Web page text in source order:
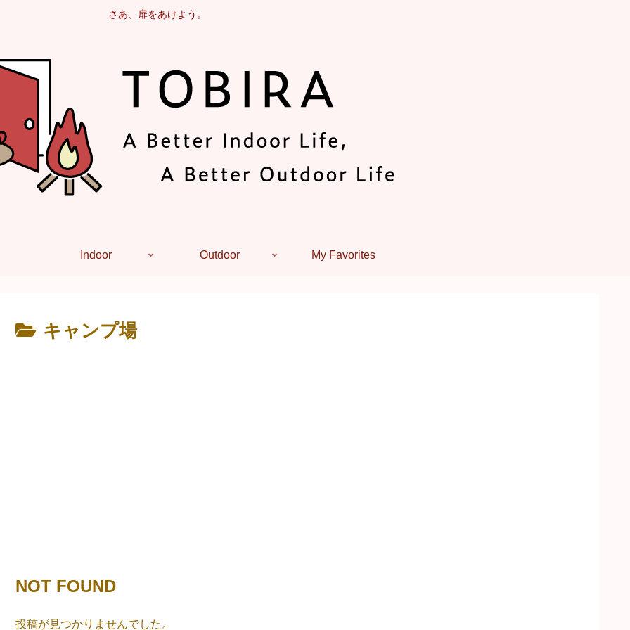
さあ、扉をあけよう。
Indoor Outdoor My Favorites
キャンプ場
NOT FOUND
投稿が見つかりませんでした。